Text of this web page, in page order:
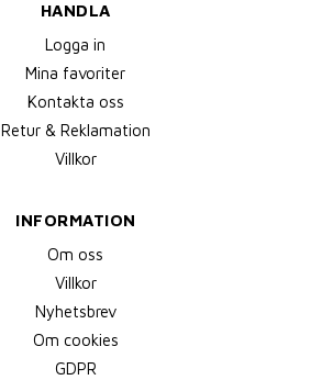
HANDLA
Logga in
Mina favoriter
Kontakta oss
Retur & Reklamation
Villkor
INFORMATION
Om oss
Villkor
Nyhetsbrev
Om cookies
GDPR